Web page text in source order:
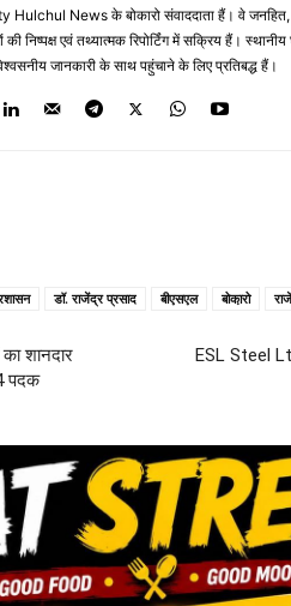
Hulchul News के बोकारो संवाददाता हैं। वे जनहित,
की निष्पक्ष एवं तथ्यात्मक रिपोर्टिंग में सक्रिय हैं।
जानकारी के साथ पहुंचाने के लिए प्रतिबद्ध हैं।
डॉ. राजेंद्र प्रसाद बीएसएल बोका़रो
शानदार
पदक
ESL Steel